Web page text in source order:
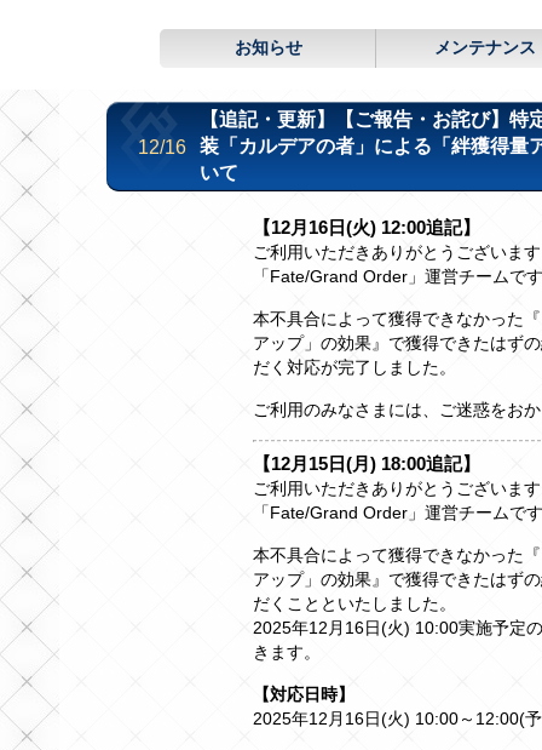
お知らせ メンテナンス
12/16
【追記・更新】【ご報告・お詫び】
装「カルデアの者」による「絆獲得量
いて
【12月16日(火) 12:00追記】
ご利用いただきありがとうございま
「Fate/Grand Order」運営チームで
本不具合によって獲得できなかった
アップ」の効果』で獲得できたはず
だく対応が完了しました。
ご利用のみなさまには、ご迷惑をお
【12月15日(月) 18:00追記】
ご利用いただきありがとうございま
「Fate/Grand Order」運営チームで
本不具合によって獲得できなかった
アップ」の効果』で獲得できたはず
だくことといたしました。
2025年12月16日(火) 10:00実施予定
きます。
【対応日時】
2025年12月16日(火) 10:00～12:00(